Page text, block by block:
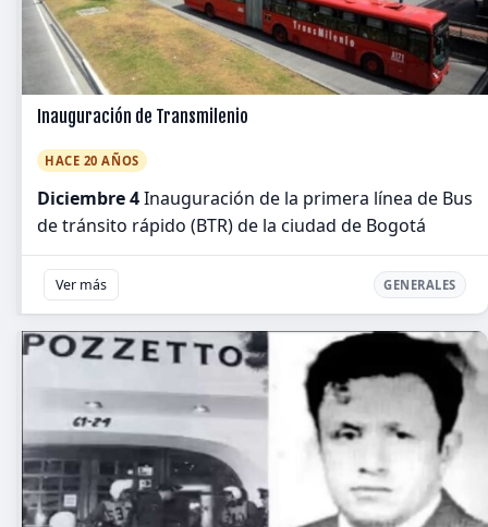
Inauguración de Transmilenio
HACE 20 AÑOS
Diciembre 4Inauguración de la primera línea de Bus
de tránsito rápido (BTR) de la ciudad de Bogotá
Ver más GENERALES